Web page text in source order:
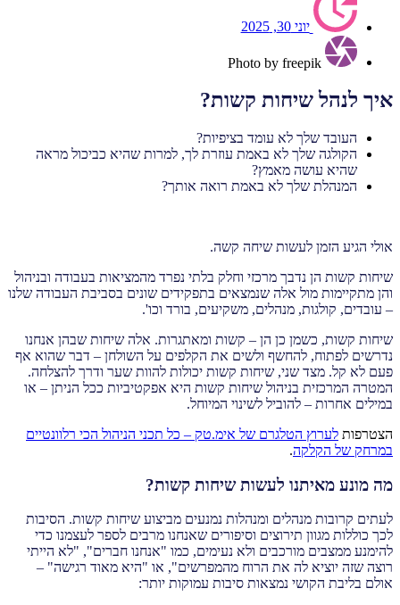
יוני 30, 2025
Photo by freepik
איך לנהל שיחות קשות?
העובד שלך לא עומד בציפיות?
הקולגה שלך לא באמת עוזרת לך, למרות שהיא כביכול מראה
שהיא עושה מאמץ?
המנהלת שלך לא באמת רואה אותך?
אולי הגיע הזמן לעשות שיחה קשה.
שיחות קשות הן נדבך מרכזי וחלק בלתי נפרד מהמציאות בעבודה ובניהול
והן מתקיימות מול אלה שנמצאים בתפקידים שונים בסביבת העבודה שלנו
– עובדים, קולגות, מנהלים, משקיעים, בורד וכו'.
שיחות קשות, כשמן כן הן – קשות ומאתגרות. אלה שיחות שבהן אנחנו
נדרשים לפתוח, להחשף ולשים את הקלפים על השולחן – דבר שהוא אף
פעם לא קל. מצד שני, שיחות קשות יכולות להוות שער ודרך להצלחה.
המטרה המרכזית בניהול שיחות קשות היא אפקטיביות ככל הניתן – או
במילים אחרות – להוביל לשינוי המיוחל.
הצטרפות לערוץ הטלגרם של אימ.טק – כל תכני הניהול הכי רלוונטיים
במרחק של הקלקה.
מה מונע מאיתנו לעשות שיחות קשות?
לעתים קרובות מנהלים ומנהלות נמנעים מביצוע שיחות קשות. הסיבות
לכך כוללות מגוון תירוצים וסיפורים שאנחנו מרבים לספר לעצמנו כדי
להימנע ממצבים מורכבים ולא נעימים, כמו "אנחנו חברים", "לא הייתי
רוצה שזה יוציא לה את הרוח מהמפרשים", או "היא מאוד רגישה" –
אולם בליבת הקושי נמצאות סיבות עמוקות יותר: